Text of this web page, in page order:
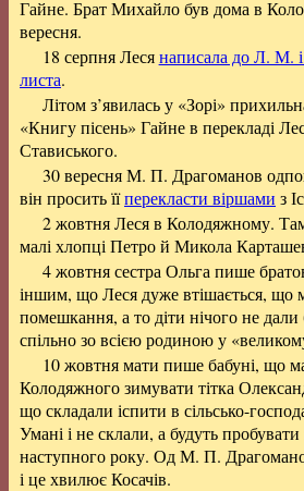
Гайне. Брат Михайло був дома в
вересня.
18 серпня Лесянаписала до Л. М.
листа.
Літом з’явилась у «Зорі»
«Книгу пісень» Гайне в перекладі
Стависького.
30 вересня М. П. Драгоманов
він просить їїперекласти віршами з
2 жовтня Леся в Колодяжному.
малі хлопці Петро й Микола
4 жовтня сестра Ольга пише
іншим, що Леся дуже втішається, що
помешкання, а то діти нічого не
спільно зо всією родиною у
10 жовтня мати пише бабуні, що
Колодяжного зимувати тітка
що складали іспити в сільсько-
Умані і не склали, а будуть
наступного року. Од М. П.
і це хвилює Косачів.